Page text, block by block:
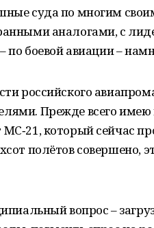
суда по многим
аналогами, с
по боевой авиации –
российского
Прежде всего имею
который сейчас
полётов совершено,
вопрос –